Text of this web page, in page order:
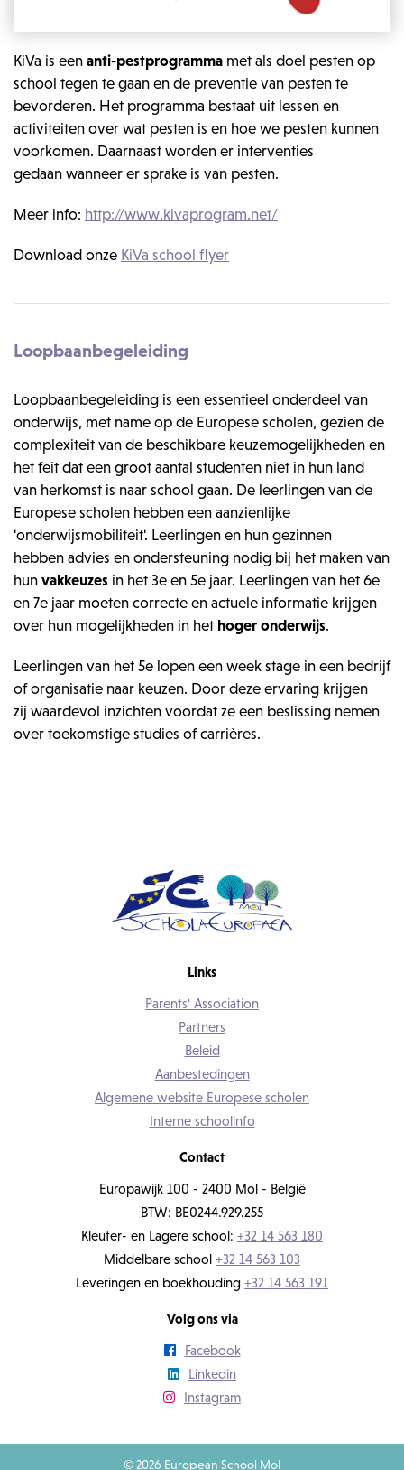
KiVa is een anti-pestprogramma met als doel pesten op
school tegen te gaan en de preventie van pesten te
bevorderen. Het programma bestaat uit lessen en
activiteiten over wat pesten is en hoe we pesten kunnen
voorkomen. Daarnaast worden er interventies
gedaan wanneer er sprake is van pesten.
Meer info: http://www.kivaprogram.net/
Download onze KiVa school flyer
Loopbaanbegeleiding
Loopbaanbegeleiding is een essentieel onderdeel van
onderwijs, met name op de Europese scholen, gezien de
complexiteit van de beschikbare keuzemogelijkheden en
het feit dat een groot aantal studenten niet in hun land
van herkomst is naar school gaan. De leerlingen van de
Europese scholen hebben een aanzienlijke
'onderwijsmobiliteit'. Leerlingen en hun gezinnen
hebben advies en ondersteuning nodig bij het maken van
hun vakkeuzes in het 3e en 5e jaar. Leerlingen van het 6e
en 7e jaar moeten correcte en actuele informatie krijgen
over hun mogelijkheden in het hoger onderwijs.
Leerlingen van het 5e lopen een week stage in een bedrijf
of organisatie naar keuzen. Door deze ervaring krijgen
zij waardevol inzichten voordat ze een beslissing nemen
over toekomstige studies of carrières.
Links
Parents' Association
Partners
Beleid
Aanbestedingen
Algemene website Europese scholen
Interne schoolinfo
Contact
Europawijk 100 - 2400 Mol - België
BTW: BE0244.929.255
Kleuter- en Lagere school: +32 14 563 180
Middelbare school +32 14 563 103
Leveringen en boekhouding +32 14 563 191
Volg ons via
Facebook
Linkedin
Instagram
© 2026 European School Mol